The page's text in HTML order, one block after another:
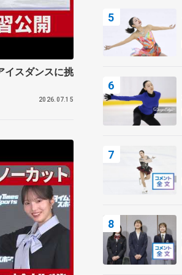
イスダンスに挑
2026.07.15